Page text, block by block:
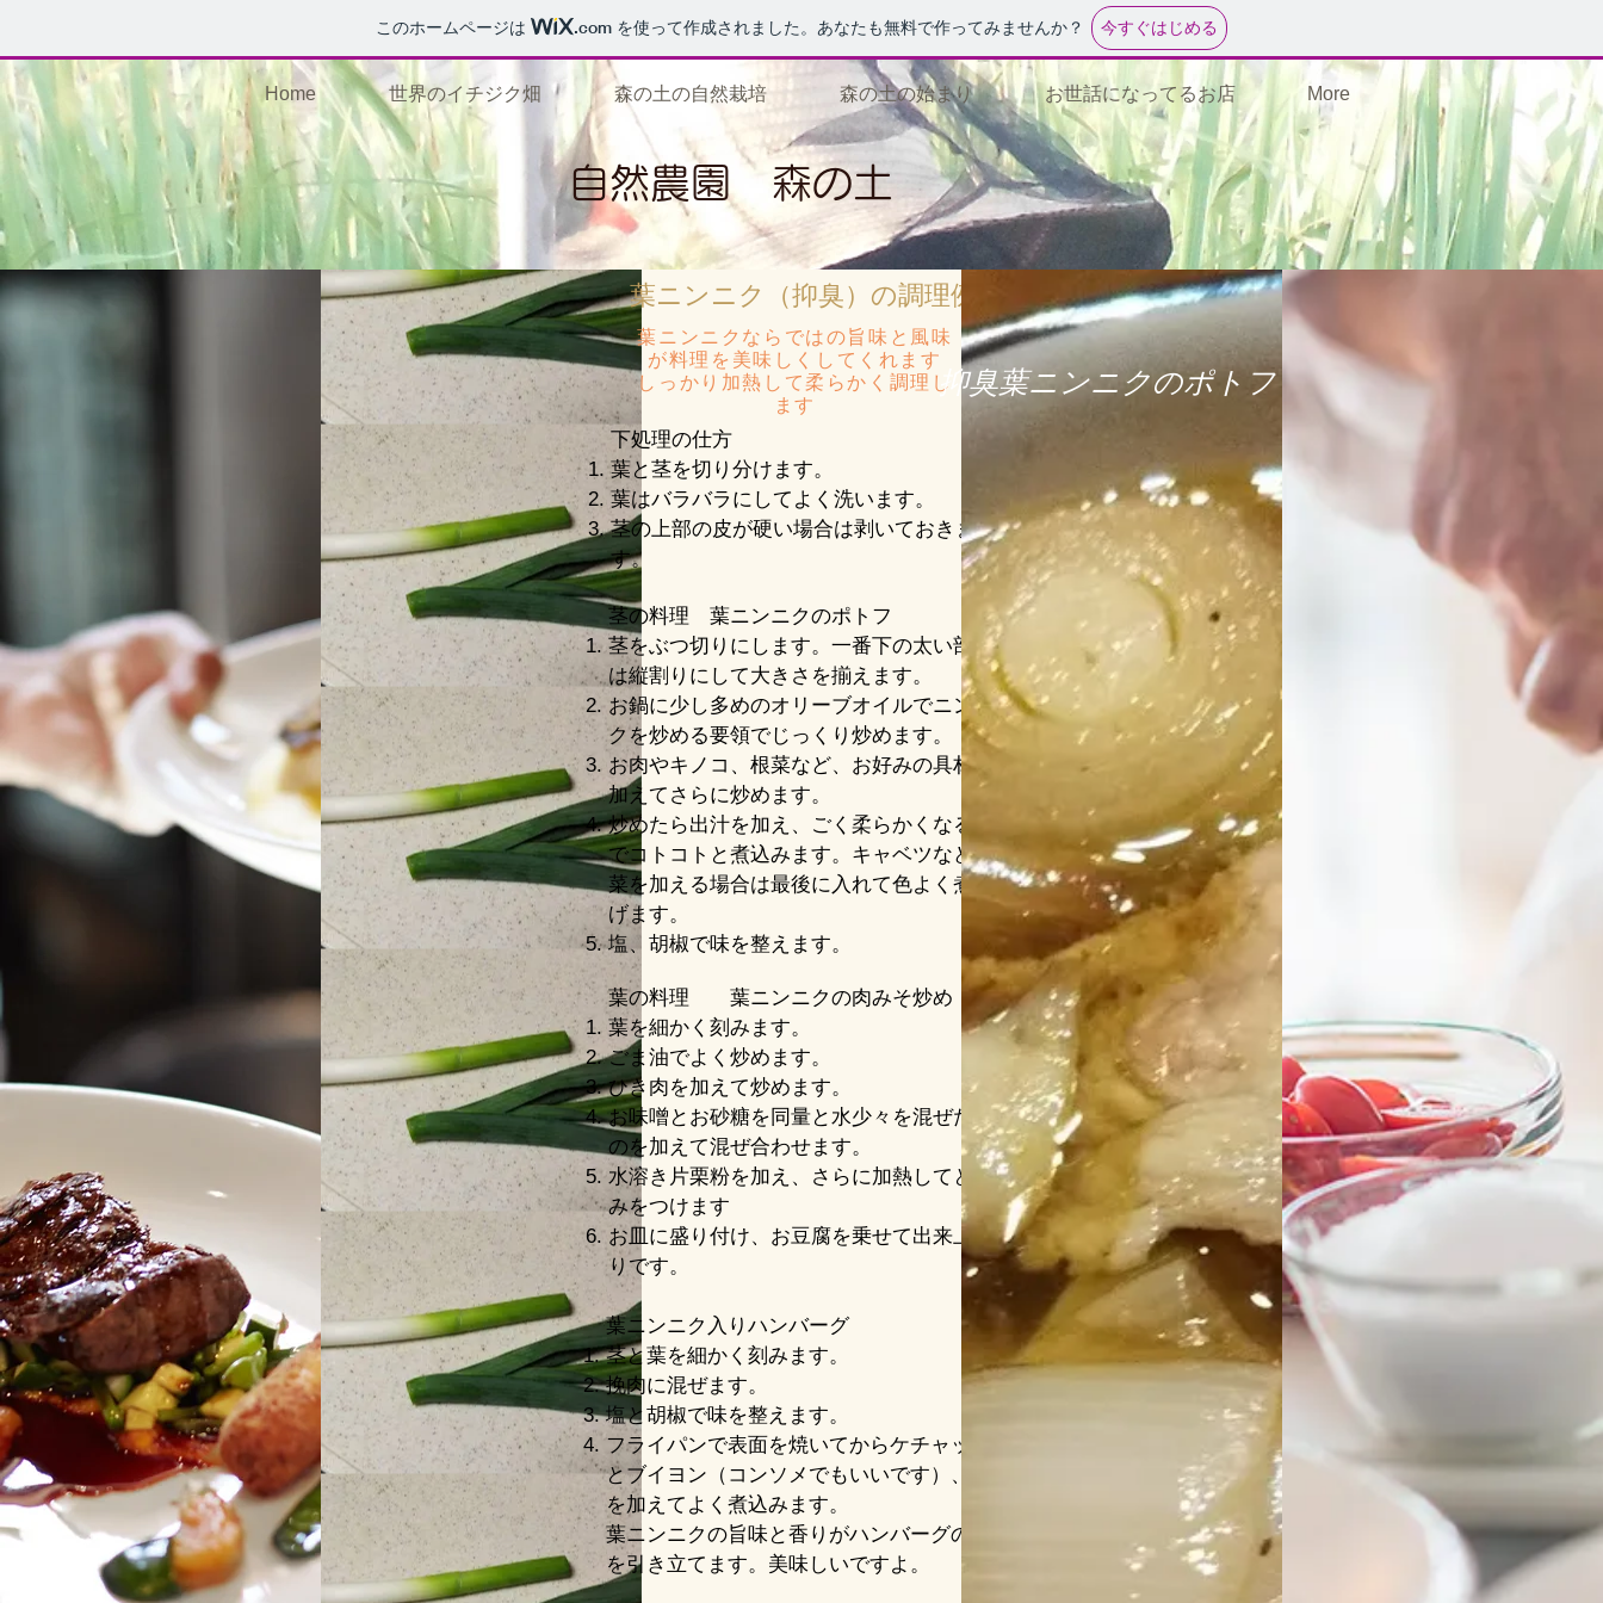
このホームページは .com を使って作成されました。あなたも無料で作ってみませんか？ 今すぐはじめる
Home 世界のイチジク畑 森の土の自然栽培 森の土の始まり お世話になってるお店 More
自然農園 森の土
葉ニンニク（抑臭）の調理例
葉ニンニクならではの旨味と風味
が料理を美味しくしてくれます
しっかり加熱して柔らかく調理し
ます
下処理の仕方
葉と茎を切り分けます。​
葉はバラバラにしてよく洗います。
​茎の上部の皮が硬い場合は剥いておきま
す。
葉の料理 葉ニンニクの肉みそ炒め
葉を細かく刻みます。​
ごま油でよく炒めます。
​ひき肉を加えて炒めます。
お味噌とお砂糖を同量と水少々を混ぜたも
のを加えて混ぜ合わせます。
水溶き片栗粉を加え、さらに加熱してとろ
みをつけます
お皿に盛り付け、お豆腐を乗せて出来上が
りです。
茎の料理 葉ニンニクのポトフ
茎をぶつ切りにします。​一番下の太い部分
は縦割りにして大きさを揃えます。
​お鍋に少し多めのオリーブオイルでニンニ
クを炒める要領でじっくり炒めます。
お肉やキノコ、根菜など、お好みの具材を
加えてさらに炒めます。
炒めたら出汁を加え、ごく柔らかくなるま
でコトコトと煮込みます。キャベツなど葉
菜を加える場合は最後に入れて色よく煮あ
げます。
塩、胡椒で味を整えます。
葉ニンニク入りハンバーグ
茎と葉を細かく刻みます。​
挽肉に混ぜます。
​塩と胡椒で味を整えます。
フライパンで表面を焼いてからケチャップ
とブイヨン（コンソメでもいいです）、水
を加えてよく煮込みます。
葉ニンニクの旨味と香りがハンバーグの味
を引き立てます。美味しいですよ。
​抑臭葉ニンニクのポトフ